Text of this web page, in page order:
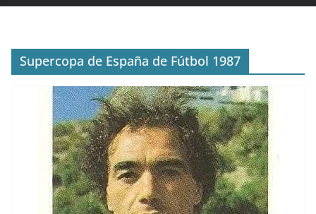
Supercopa de España de Fútbol 1987